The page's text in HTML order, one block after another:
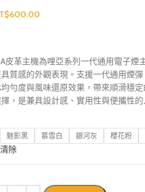
600.00
皮革主機為哩亞系列一代通用電子
具質感的外觀表現。支援一代通用煙
勻度與風味還原效果，帶來順滑穩
，是兼具設計感、實用性與便攜性的
魅影黑 慕雪白 銀河灰 櫻花粉
清除